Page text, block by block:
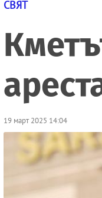
СВЯТ
19 март 2025 14:04